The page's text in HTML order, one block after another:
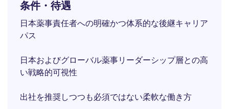
条件・待遇
日本薬事責任者への明確かつ体系的な後継キャリア
パス
日本およびグローバル薬事リーダーシップ層との高
い戦略的可視性
出社を推奨しつつも必須ではない柔軟な働き方